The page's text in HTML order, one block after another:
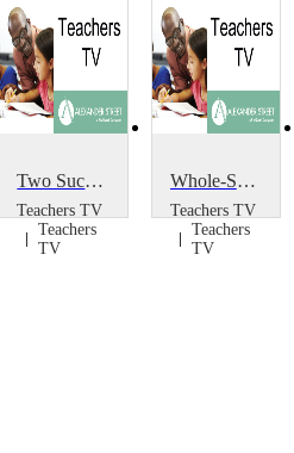
Two Successful Projects
Teachers TV
Teachers
TV
Whole-School Portrait Project
Teachers TV
Teachers
TV